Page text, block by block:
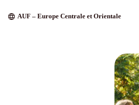
AUF – Europe Centrale et Orientale